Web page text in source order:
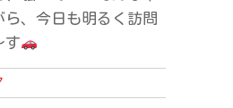
ら、今日も明るく訪問
す